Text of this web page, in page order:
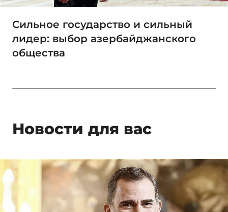
Сильное государство и сильный
лидер: выбор азербайджанского
общества
Новости для вас